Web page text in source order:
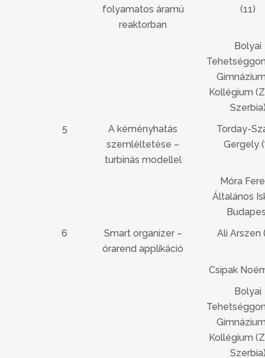
folyamatos áramú
reaktorban
(11)
Bolyai
Kollégium
5
A kéményhatás
szemléltetése –
turbinás modellel
Torday-
Gergely
Móra
Általános
6
Smart organizer –
órarend applikáció
Ali Arszen
Csipak
Bolyai
Kollégium